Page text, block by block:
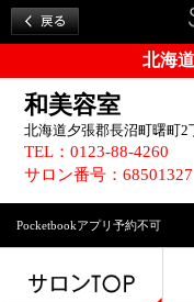
北海
和美容室
北海道夕張郡長沼町曙町2
TEL：0123-88-4260
サロン番号：68501327
Pocketbookアプリ予約不可